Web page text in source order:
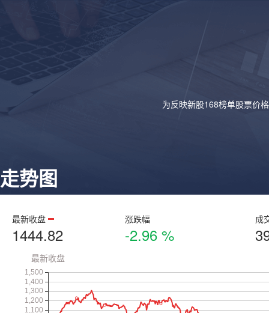
为反映新股168榜单股票价
走势图
最新收盘
1444.82
涨跌幅
-2.96 %
成